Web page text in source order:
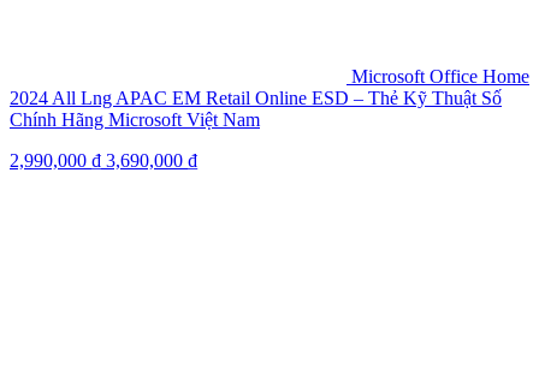
Microsoft Office Home
2024 All Lng APAC EM Retail Online ESD – Thẻ Kỹ Thuật Số
Chính Hãng Microsoft Việt Nam
2,990,000 ₫ 3,690,000 ₫